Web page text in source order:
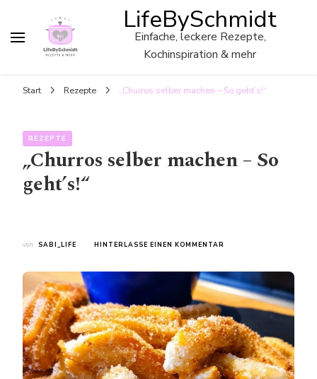
LifeBySchmidt
Einfache, leckere Rezepte,
Kochinspiration & mehr
Start Rezepte „Churros selber machen – So geht’s!“
REZEPTE
„Churros selber machen – So
geht’s!“
von SABI_LIFE HINTERLASSE EINEN KOMMENTAR
MACHEN
–
SO
GEHT’S!“